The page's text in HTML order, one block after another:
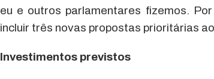
eu e outros parlamentares fizemos.
incluir três novas propostas prioritárias
Investimentos previstos